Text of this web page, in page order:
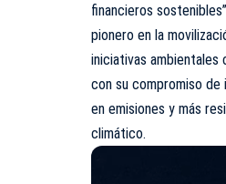
financieros
pionero en la
iniciativas ambientales
con su compromiso de
en emisiones y más
climático.